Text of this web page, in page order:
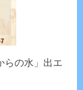
らの水」出エ